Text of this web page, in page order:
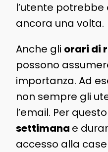
l’utente
ancora una volta.
Anche gli orari di
possono
importanza. Ad
non sempre gli
l’email. Per
settimana e
accesso alla